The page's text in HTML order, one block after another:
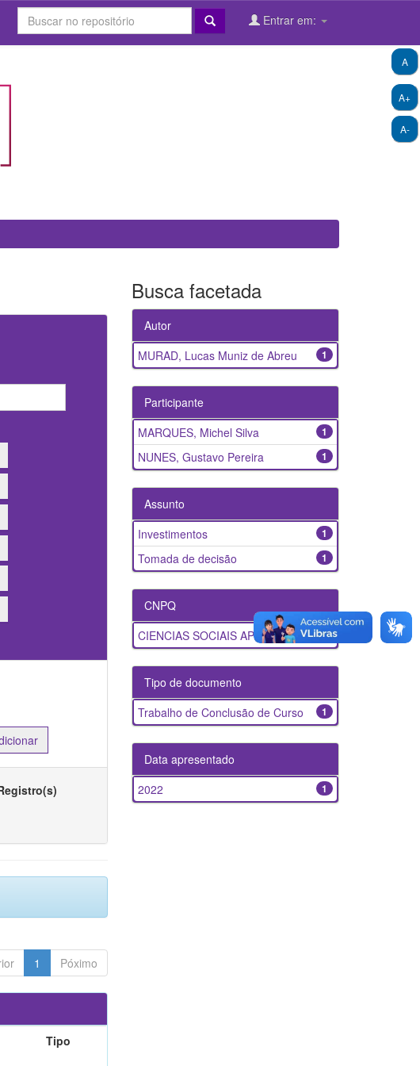
Entrar em:
A+
A-
A
1 Póximo
Tipo
Busca facetada
Autor
1
MURAD, Lucas Muniz de Abreu
Participante
1
MARQUES, Michel Silva
1
NUNES, Gustavo Pereira
Assunto
1
Investimentos
1
Tomada de decisão
CNPQ
1
CIENCIAS SOCIAIS APLICADAS
Tipo de documento
1
Trabalho de Conclusão de Curso
Data apresentado
1
2022